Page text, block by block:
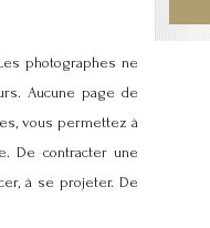
photographes ne
Aucune page de
vous permettez à
De contracter une
à se projeter. De